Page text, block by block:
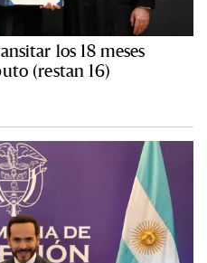
los 18 meses
(restan 16)